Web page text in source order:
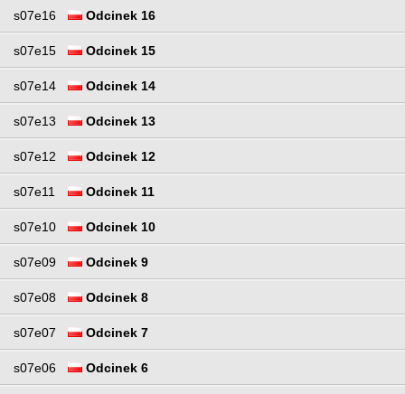
s07e16 Odcinek 16
s07e15 Odcinek 15
s07e14 Odcinek 14
s07e13 Odcinek 13
s07e12 Odcinek 12
s07e11 Odcinek 11
s07e10 Odcinek 10
s07e09 Odcinek 9
s07e08 Odcinek 8
s07e07 Odcinek 7
s07e06 Odcinek 6